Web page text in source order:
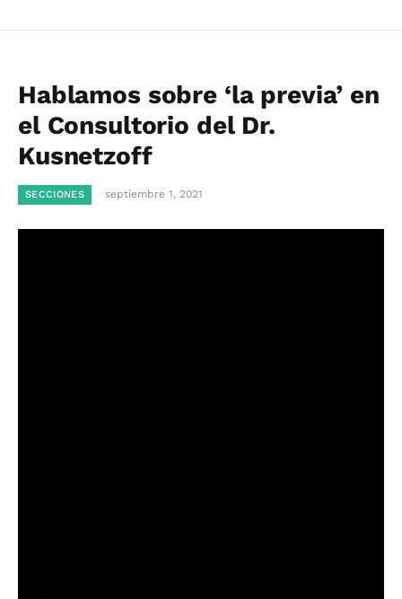
Hablamos sobre ‘la previa’ en
el Consultorio del Dr.
Kusnetzoff
SECCIONES septiembre 1, 2021